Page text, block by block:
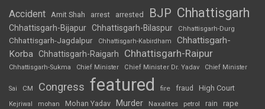
Accident Amit Shah arrest arrested BJP Chhattisgarh
Chhattisgarh-Bijapur Chhattisgarh-Bilaspur Chhattisgarh-Durg
Chhattisgarh-Jagdalpur Chhattisgarh-Kabirdham
Chhattisgarh-
Korba Chhattisgarh-Raigarh Chhattisgarh-Raipur
Chhattisgarh-Sukma Chief Minister Chief Minister Dr. Yadav Chief Minister
Sai CM Congress featured fire fraud High Court
Kejriwal mohan Mohan Yadav Murder Naxalites petrol rain rape